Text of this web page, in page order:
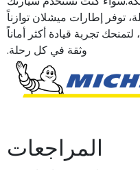
توفر إطارات ميشلان توازناً
لتمنحك تجربة قيادة أكثر أماناً
وثقة في كل رحلة.
المراجعات